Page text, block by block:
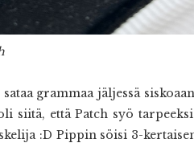
grammaa jäljessä
siitä, että Patch syö
:D Pippin söisi 3-